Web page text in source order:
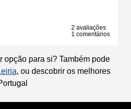
2 avaliações
1 comentários
opção para si? Também pode
, ou descobrir os melhores